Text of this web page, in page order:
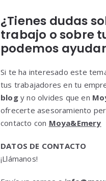
¿Tienes dudas
trabajo o sobre
podemos
Si te ha interesado este
tus trabajadores en tu
blogy no olvides que en
ofrecerte asesoramiento
contacto con Moya&Emery
DATOS DE CONTACTO
¡Llámanos!